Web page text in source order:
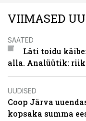
VIIMASED
SAATED
Läti toidu
alla. Analüütik:
UUDISED
Coop Järva
kopsaka summa